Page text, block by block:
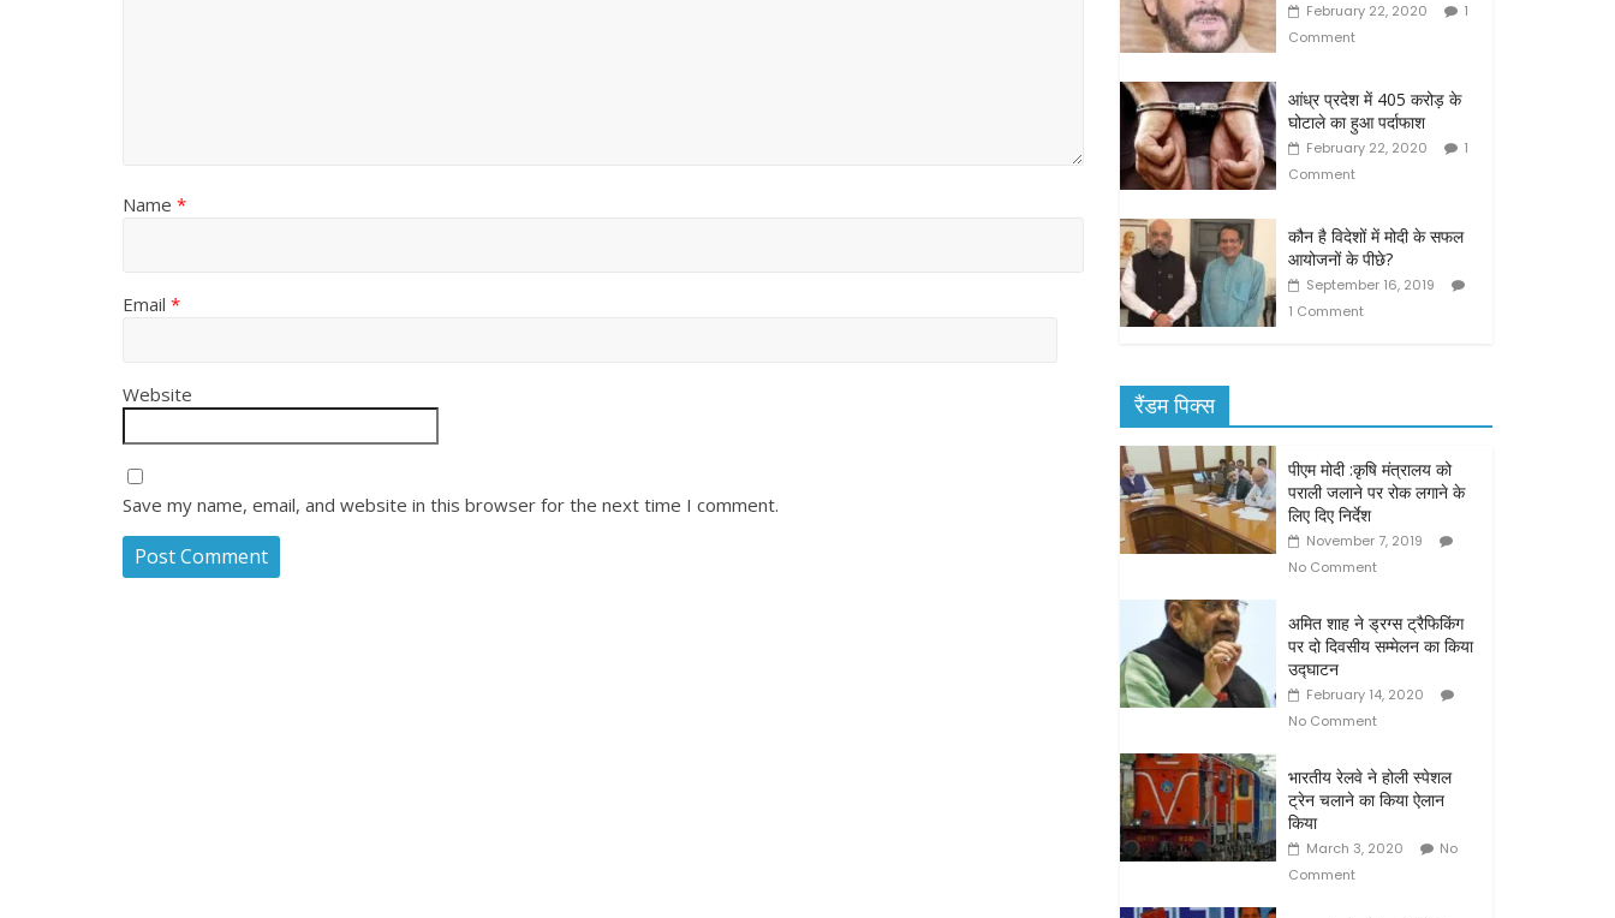
Name *
Email *
Website
Save my name, email, and website in this browser for the next time I comment.
February 22, 2020
1
Comment
आंध्र प्रदेश में 405 करोड़ के
घोटाले का हुआ पर्दाफाश
February 22, 2020
1
Comment
कौन है विदेशों में मोदी के सफल
आयोजनों के पीछे?
September 16, 2019
1 Comment
रैंडम पिक्स
पीएम मोदी :कृषि मंत्रालय को
पराली जलाने पर रोक लगाने के
लिए दिए निर्देश
November 7, 2019
No Comment
अमित शाह ने ड्रग्स ट्रैफिकिंग
पर दो दिवसीय सम्मेलन का किया
उद्घाटन
February 14, 2020
No Comment
भारतीय रेलवे ने होली स्‍पेशल
ट्रेन चलाने का किया ऐलान
किया
March 3, 2020
No
Comment